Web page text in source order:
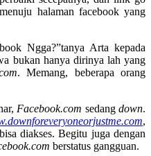
halaman facebook yang
Ngga?”tanya Arta kepada
bukan hanya dirinya lah yang
. Memang, beberapa orang
Facebook.com sedangdown.
,
diakses. Begitu juga dengan
berstatus gangguan.